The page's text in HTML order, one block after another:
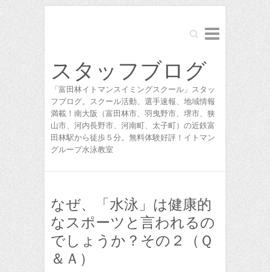
Search
スタッフブログ
「富田林イトマンスイミングスクール」スタッ
フブログ。スクール活動、選手速報、地域情報
満載！南大阪（富田林市、羽曳野市、堺市、狭
山市、河内長野市、河南町、太子町）の近鉄富
田林駅から徒歩５分。無料体験好評！イトマン
グループ水泳教室
なぜ、「水泳」は健康的
なスポーツと言われるの
でしょうか？その２（Ｑ
＆Ａ）